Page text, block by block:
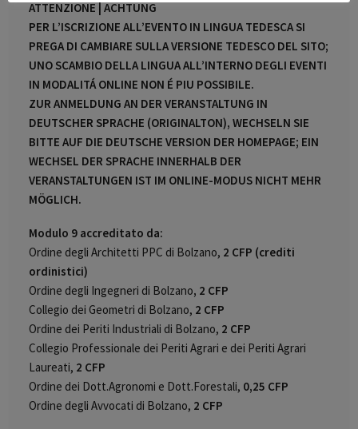
ATTENZIONE |ACHTUNG
PER L’ISCRIZIONE ALL’EVENTO IN LINGUA TEDESCA SI
PREGA DI CAMBIARE SULLA VERSIONE TEDESCO DEL SITO;
UNO SCAMBIO DELLA LINGUA ALL’INTERNO DEGLI EVENTI
IN MODALITÁ ONLINE NON É PIU POSSIBILE.
ZUR ANMELDUNG AN DER VERANSTALTUNG IN
DEUTSCHER SPRACHE (ORIGINALTON), WECHSELN SIE
BITTE AUF DIE DEUTSCHE VERSION DER HOMEPAGE; EIN
WECHSEL DER SPRACHE INNERHALB DER
VERANSTALTUNGEN IST IM ONLINE-MODUS NICHT MEHR
MÖGLICH.
Modulo 9 accreditato da:
Ordine degli Architetti PPC di Bolzano, 2 CFP (crediti
ordinistici)
Ordine degli Ingegneri di Bolzano, 2 CFP
Collegio dei Geometri di Bolzano, 2 CFP
Ordine dei Periti Industriali di Bolzano, 2 CFP
Collegio Professionale dei Periti Agrari e dei Periti Agrari
Laureati, 2 CFP
Ordine dei Dott.Agronomi e Dott.Forestali, 0,25 CFP
Ordine degli Avvocati di Bolzano, 2 CFP